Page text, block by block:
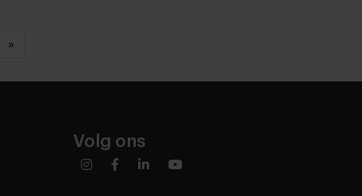
»
Volg ons